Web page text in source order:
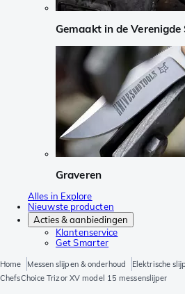
Gemaakt in de
Graveren
Alles in Explore
Nieuwste producten
Acties & aanbiedingen
Klantenservice
Get Smarter
Home Messen slijpen & onderhoud
Elektrische
ChefsChoice Trizor XV model 15 messenslijper